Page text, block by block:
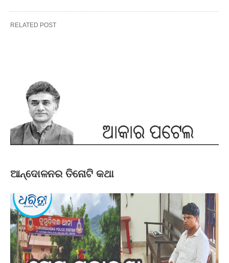
RELATED POST
ଆନ୍ଦୋଳନର ତିନୋଟି କଥା